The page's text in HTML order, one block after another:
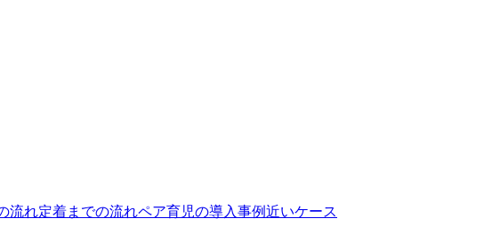
流れ定着までの流れペア育児の導入事例近いケース